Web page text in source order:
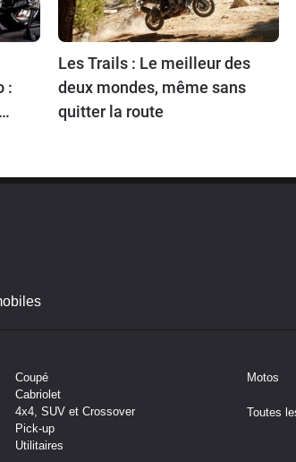
:
Les Trails : Le meilleur des
deux mondes, même sans
quitter la route
Coupé
Cabriolet
4x4, SUV et Crossover
Pick-up
Utilitaires
Motos
Toutes